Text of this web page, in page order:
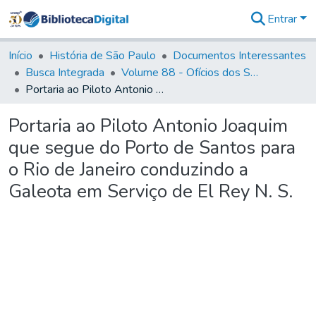
&
Coleções
Tudo na
Biblioteca
Estatísticas
Entrar
Início História de São Paulo
Documentos Interessantes
Busca Integrada
Volume 88 - Ofícios dos Senhores Governadores Interinos da Capitania de São Paulo (1817- 1819)
Portaria ao Piloto Antonio Joaquim que segue do Porto de Santos para o Rio de Janeiro conduzindo a Galeota em Serviço de El Rey N. S.
Portaria ao Piloto Antonio Joaquim
que segue do Porto de Santos para
o Rio de Janeiro conduzindo a
Galeota em Serviço de El Rey N. S.